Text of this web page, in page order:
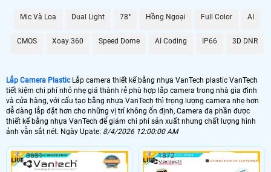
Mic Và Loa Dual Light 78° Hồng Ngoại Full Color AI
CMOS Xoay 360 Speed Dome AI Coding IP66 3D DNR
Lắp Camera PlasticLắp camera thiết kế bằng nhựa VanTech plastic VanTech
tiết kiệm chi phí nhỏ nhẹ giá thành rẻ phù hợp lắp camera trong nhà gia đình
và cửa hàng, với cấu tạo bằng nhựa VanTech thì trọng lượng camera nhẹ hơn
dễ dàng lắp đặt hơn cho những vị trí không ổn định, Camera đa phần được
thiết kế bằng nhựa VanTech để giám chi phí sản xuất nhưng chất lượng hình
ảnh vẫn sắt nét. Ngày Upate: 8/4/2026 12:00:00 AM
3631 1872